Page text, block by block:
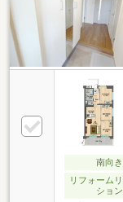
南向き
リフォーム
ション